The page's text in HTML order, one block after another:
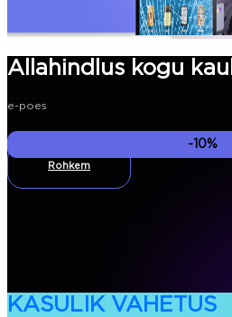
Allahindlus kogu
e-poes
-10%
Rohkem
KASULIK VAHETUS